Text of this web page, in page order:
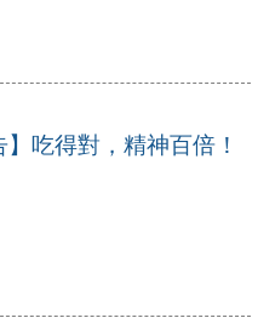
】吃得對，精神百倍！